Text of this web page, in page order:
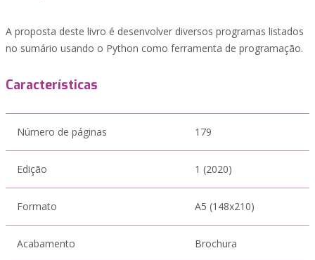
A proposta deste livro é desenvolver diversos programas listados
no sumário usando o Python como ferramenta de programação.
Características
Número de páginas 179
Edição 1 (2020)
Formato A5 (148x210)
Acabamento Brochura